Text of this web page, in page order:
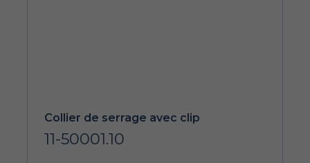
Collier de serrage avec clip
11-50001.10